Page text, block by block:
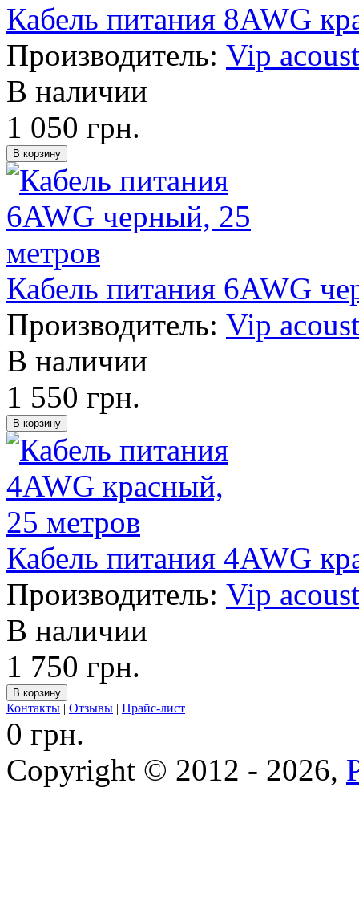
Кабель питания 8AWG
Производитель: Vip
В наличии
1 050 грн.
Кабель питания 6AWG
Производитель: Vip
В наличии
1 550 грн.
Кабель питания 4AWG
Производитель: Vip
В наличии
1 750 грн.
Контакты | Отзывы | Прайс-лист
0 грн.
Copyright © 2012 - 2026,